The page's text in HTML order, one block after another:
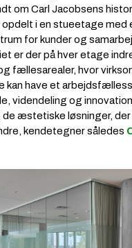
om Carl Jacobsens
opdelt i en stueetage med
for kunder og
er der på hver etage
fællesarealer, hvor
kan have et
videndeling og
æstetiske løsninger,
kendetegner således